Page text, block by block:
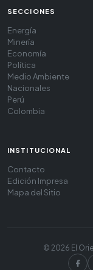
SECCIONES
Energía
Minería
Economía
Política
Medio Ambiente
Nacionales
Perú
Colombia
INSTITUCIONAL
Contacto
Edición Impresa
Mapa del Sitio
© 2026 El